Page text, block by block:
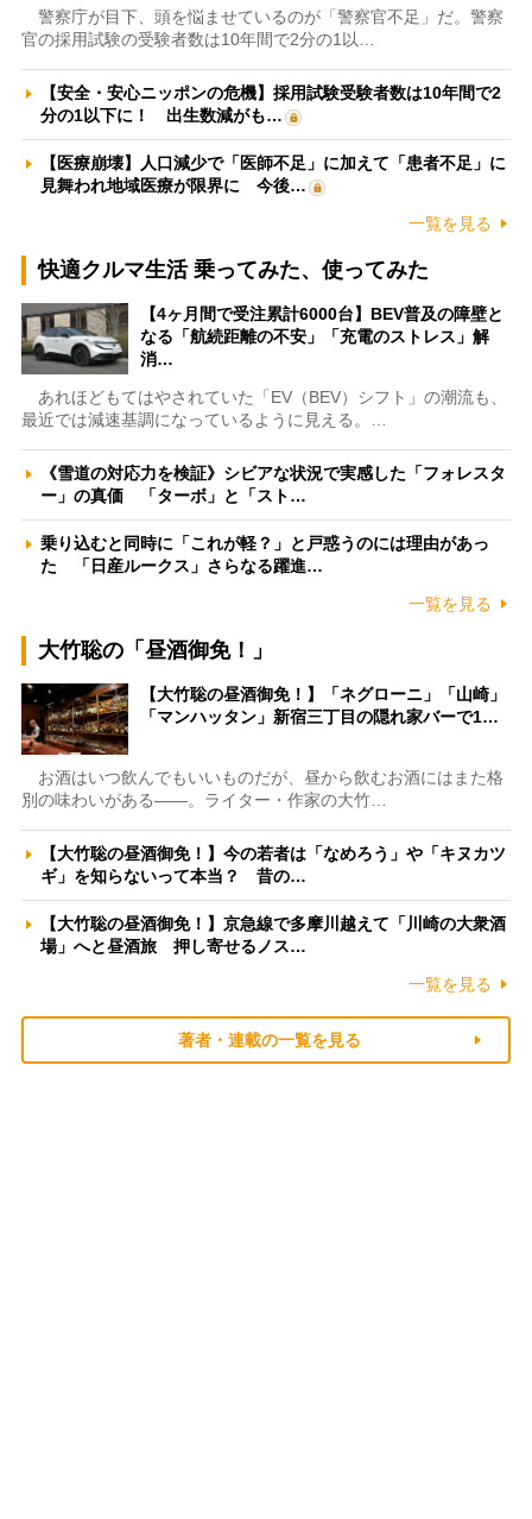
警察庁が目下、頭を悩ませているのが「警察官不足」だ。警察
官の採用試験の受験者数は10年間で2分の1以…
【安全・安心ニッポンの危機】採用試験受験者数は10年間で2
分の1以下に！ 出生数減がも…
【医療崩壊】人口減少で「医師不足」に加えて「患者不足」に
見舞われ地域医療が限界に 今後…
一覧を見る
快適クルマ生活 乗ってみた、使ってみた
【4ヶ月間で受注累計6000台】BEV普及の障壁と
なる「航続距離の不安」「充電のストレス」解
消…
あれほどもてはやされていた「EV（BEV）シフト」の潮流も、
最近では減速基調になっているように見える。…
《雪道の対応力を検証》シビアな状況で実感した「フォレスタ
ー」の真価 「ターボ」と「スト…
乗り込むと同時に「これが軽？」と戸惑うのには理由があっ
た 「日産ルークス」さらなる躍進…
一覧を見る
大竹聡の「昼酒御免！」
【大竹聡の昼酒御免！】「ネグローニ」「山崎」
「マンハッタン」新宿三丁目の隠れ家バーで1…
お酒はいつ飲んでもいいものだが、昼から飲むお酒にはまた格
別の味わいがある――。ライター・作家の大竹…
【大竹聡の昼酒御免！】今の若者は「なめろう」や「キヌカツ
ギ」を知らないって本当？ 昔の…
【大竹聡の昼酒御免！】京急線で多摩川越えて「川崎の大衆酒
場」へと昼酒旅 押し寄せるノス…
一覧を見る
著者・連載の一覧を見る